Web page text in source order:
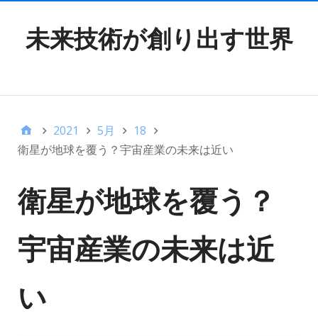
未来技術が創り出す世界
2021 5月
18
衛星が地球を覆う？宇宙産業の未来は近い
衛星が地球を覆う？
宇宙産業の未来は近
い